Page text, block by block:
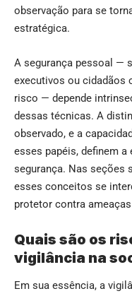
observação para se
estratégica.
A segurança pessoal —
executivos ou cidadãos
risco — depende
dessas técnicas. A
observado, e a
esses papéis, definem
segurança. Nas seções
esses conceitos se
protetor contra
Quais são os
vigilância na
Em sua essência, a